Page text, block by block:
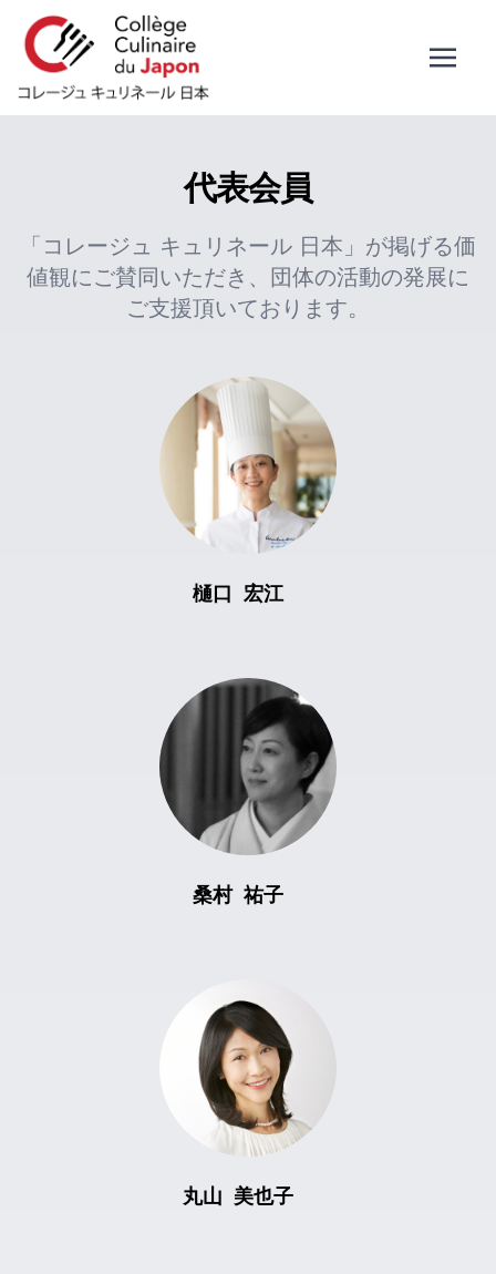
代表会員
「コレージュ キュリネール 日本」が掲げる価
値観にご賛同いただき、団体の活動の発展に
ご支援頂いております。
樋口 宏江
桑村 祐子
丸山 美也子